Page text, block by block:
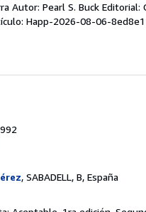
Autor: Pearl S. Buck Editorial:
Happ-2026-08-06-
, SABADELL, B, España